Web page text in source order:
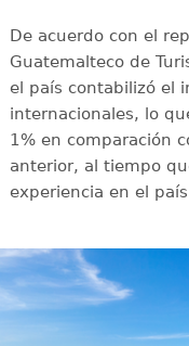
De acuerdo con el
Guatemalteco de
el país contabilizó el
internacionales, lo
1% en comparación
anterior, al tiempo
experiencia en el